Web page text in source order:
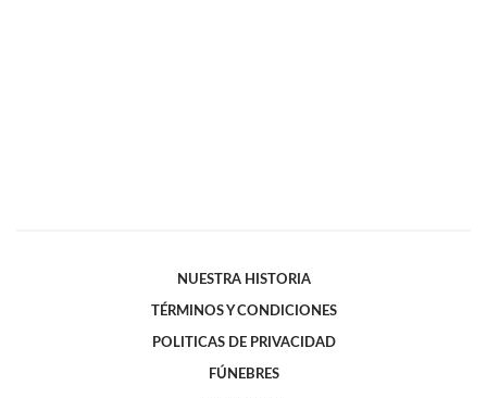
NUESTRA HISTORIA
TÉRMINOS Y CONDICIONES
POLITICAS DE PRIVACIDAD
FÚNEBRES